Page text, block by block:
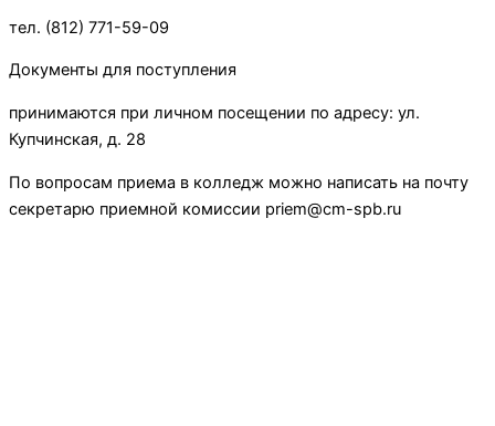
тел. (812) 771-59-09
Документы для поступления
принимаются при личном посещении по адресу: ул.
Купчинская, д. 28
По вопросам приема в колледж можно написать на почту
секретарю приемной комиссии priem@cm-spb.ru